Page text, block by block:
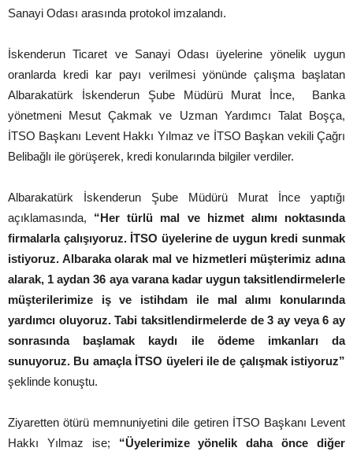
Sanayi Odası arasında protokol imzalandı.
İskenderun Ticaret ve Sanayi Odası üyelerine yönelik uygun
oranlarda kredi kar payı verilmesi yönünde çalışma başlatan
Albarakatürk İskenderun Şube Müdürü Murat İnce, Banka
yönetmeni Mesut Çakmak ve Uzman Yardımcı Talat Boşça,
İTSO Başkanı Levent Hakkı Yılmaz ve İTSO Başkan vekili Çağrı
Belibağlı ile görüşerek, kredi konularında bilgiler verdiler.
Albarakatürk İskenderun Şube Müdürü Murat İnce yaptığı
açıklamasında, “Her türlü mal ve hizmet alımı noktasında
firmalarla çalışıyoruz. İTSO üyelerine de uygun kredi sunmak
istiyoruz. Albaraka olarak mal ve hizmetleri müşterimiz adına
alarak, 1 aydan 36 aya varana kadar uygun taksitlendirmelerle
müşterilerimize iş ve istihdam ile mal alımı konularında
yardımcı oluyoruz. Tabi taksitlendirmelerde de 3 ay veya 6 ay
sonrasında başlamak kaydı ile ödeme imkanları da
sunuyoruz. Bu amaçla İTSO üyeleri ile de çalışmak istiyoruz”
şeklinde konuştu.
Ziyaretten ötürü memnuniyetini dile getiren İTSO Başkanı Levent
Hakkı Yılmaz ise; “Üyelerimize yönelik daha önce diğer